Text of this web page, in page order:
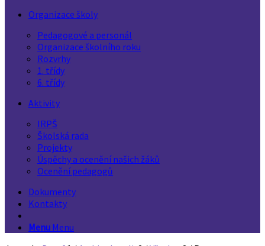
Organizace školy
Pedagogové a personál
Organizace školního roku
Rozvrhy
1. třídy
6. třídy
Aktivity
IRPŠ
Školská rada
Projekty
Úspěchy a ocenění našich žáků
Ocenění pedagogů
Dokumenty
Kontakty
Menu Menu